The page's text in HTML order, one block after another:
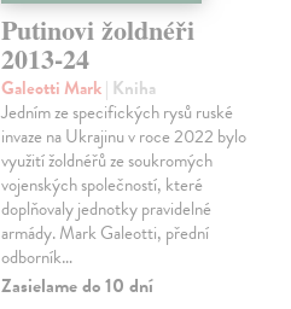
Putinovi žoldnéři
2013-24
Galeotti Mark| Kniha
Jedním ze specifických rysů ruské
invaze na Ukrajinu v roce 2022 bylo
využití žoldnéřů ze soukromých
vojenských společností, které
doplňovaly jednotky pravidelné
armády. Mark Galeotti, přední
odborník…
Zasielame do 10 dní